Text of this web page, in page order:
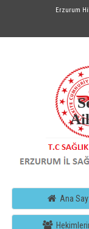
Erzurum
Ana